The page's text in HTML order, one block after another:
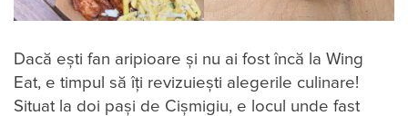
Dacă ești fan aripioare și nu ai fost încă la Wing
Eat, e timpul să îți revizuiești alegerile culinare!
Situat la doi pași de Cișmigiu, e locul unde fast